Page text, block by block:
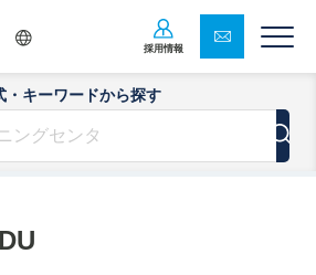
採用情報
・キーワードから探す